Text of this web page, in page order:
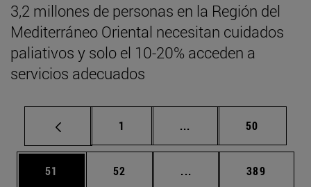
3,2 millones de personas en la Región del
Mediterráneo Oriental necesitan cuidados
paliativos y solo el 10-20% acceden a
servicios adecuados
Página
1 ... Páginas intermedias
Página
50
Página
51 Página
52 ... Páginas intermedias
Página
389